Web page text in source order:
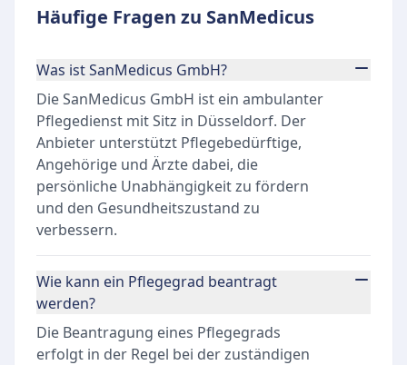
Häufige Fragen zu SanMedicus
Was ist SanMedicus GmbH?
Die SanMedicus GmbH ist ein ambulanter
Pflegedienst mit Sitz in Düsseldorf. Der
Anbieter unterstützt Pflegebedürftige,
Angehörige und Ärzte dabei, die
persönliche Unabhängigkeit zu fördern
und den Gesundheitszustand zu
verbessern.
Wie kann ein Pflegegrad beantragt
werden?
Die Beantragung eines Pflegegrads
erfolgt in der Regel bei der zuständigen